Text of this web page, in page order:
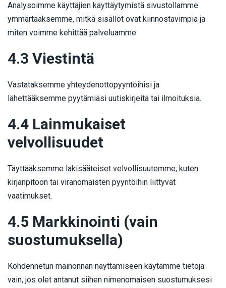
Analysoimme käyttäjien käyttäytymistä sivustollamme
ymmärtääksemme, mitkä sisällöt ovat kiinnostavimpia ja
miten voimme kehittää palveluamme.
4.3 Viestintä
Vastataksemme yhteydenottopyyntöihisi ja
lähettääksemme pyytämiäsi uutiskirjeitä tai ilmoituksia.
4.4 Lainmukaiset
velvollisuudet
Täyttääksemme lakisääteiset velvollisuutemme, kuten
kirjanpitoon tai viranomaisten pyyntöihin liittyvät
vaatimukset.
4.5 Markkinointi (vain
suostumuksella)
Kohdennetun mainonnan näyttämiseen käytämme tietoja
vain, jos olet antanut siihen nimenomaisen suostumuksesi